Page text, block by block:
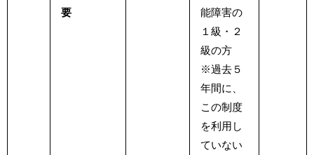
要
能障害の
１級・２
級の方
※過去５
年間に、
この制度
を利用し
ていない